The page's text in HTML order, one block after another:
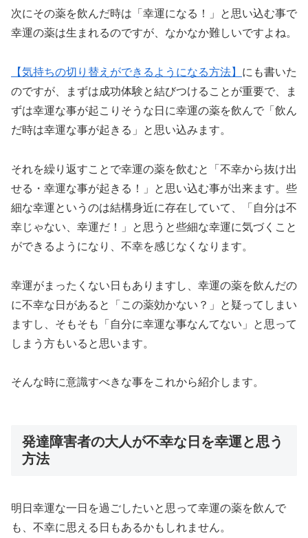
次にその薬を飲んだ時は 「幸運になる！」と思い込む事で
幸運の薬は生まれるのですが、なかなか難しいですよね。
【気持ちの切り替えができるようになる方法】 にも書いた
のですが、まずは成功体験と結びつけることが重要で、ま
ずは幸運な事が起こりそうな日に幸運の薬を飲んで「飲ん
だ時は幸運な事が起きる」と思い込みます。
それを繰り返すことで幸運の薬を飲むと「不幸から抜け出
せる・幸運な事が起きる！」と思い込む事が出来ます。些
細な幸運というのは結構身近に存在していて、
「自分は不
幸じゃない、幸運だ！」と思うと些細な幸運に気づくこと
ができるようになり、 不幸を感じなくなります。
幸運がまったくない日もありますし、幸運の薬を飲んだの
に不幸な日があると「この薬効かない？」と疑ってしまい
ますし、そもそも「自分に幸運な事なんてない」と思って
しまう方もいると思います。
そんな時に意識すべきな事をこれから紹介します。
発達障害者の大人が不幸な日を幸運と思う
方法
明日幸運な一日を過ごしたいと思って幸運の薬を飲んで
も、不幸に思える日もあるかもしれません。